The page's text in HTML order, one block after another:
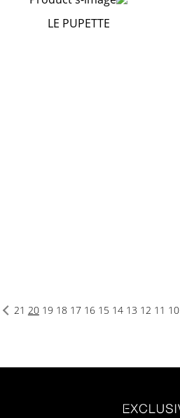
LE PUPETTE
10
11
12
13
14
15
16
17
18
19
20
21